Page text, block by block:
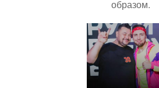
образом.